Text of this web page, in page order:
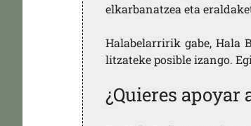
elkarbanatzea eta
Halabelarririk gabe, Hala
litzateke posible izango.
¿Quieres apoyar